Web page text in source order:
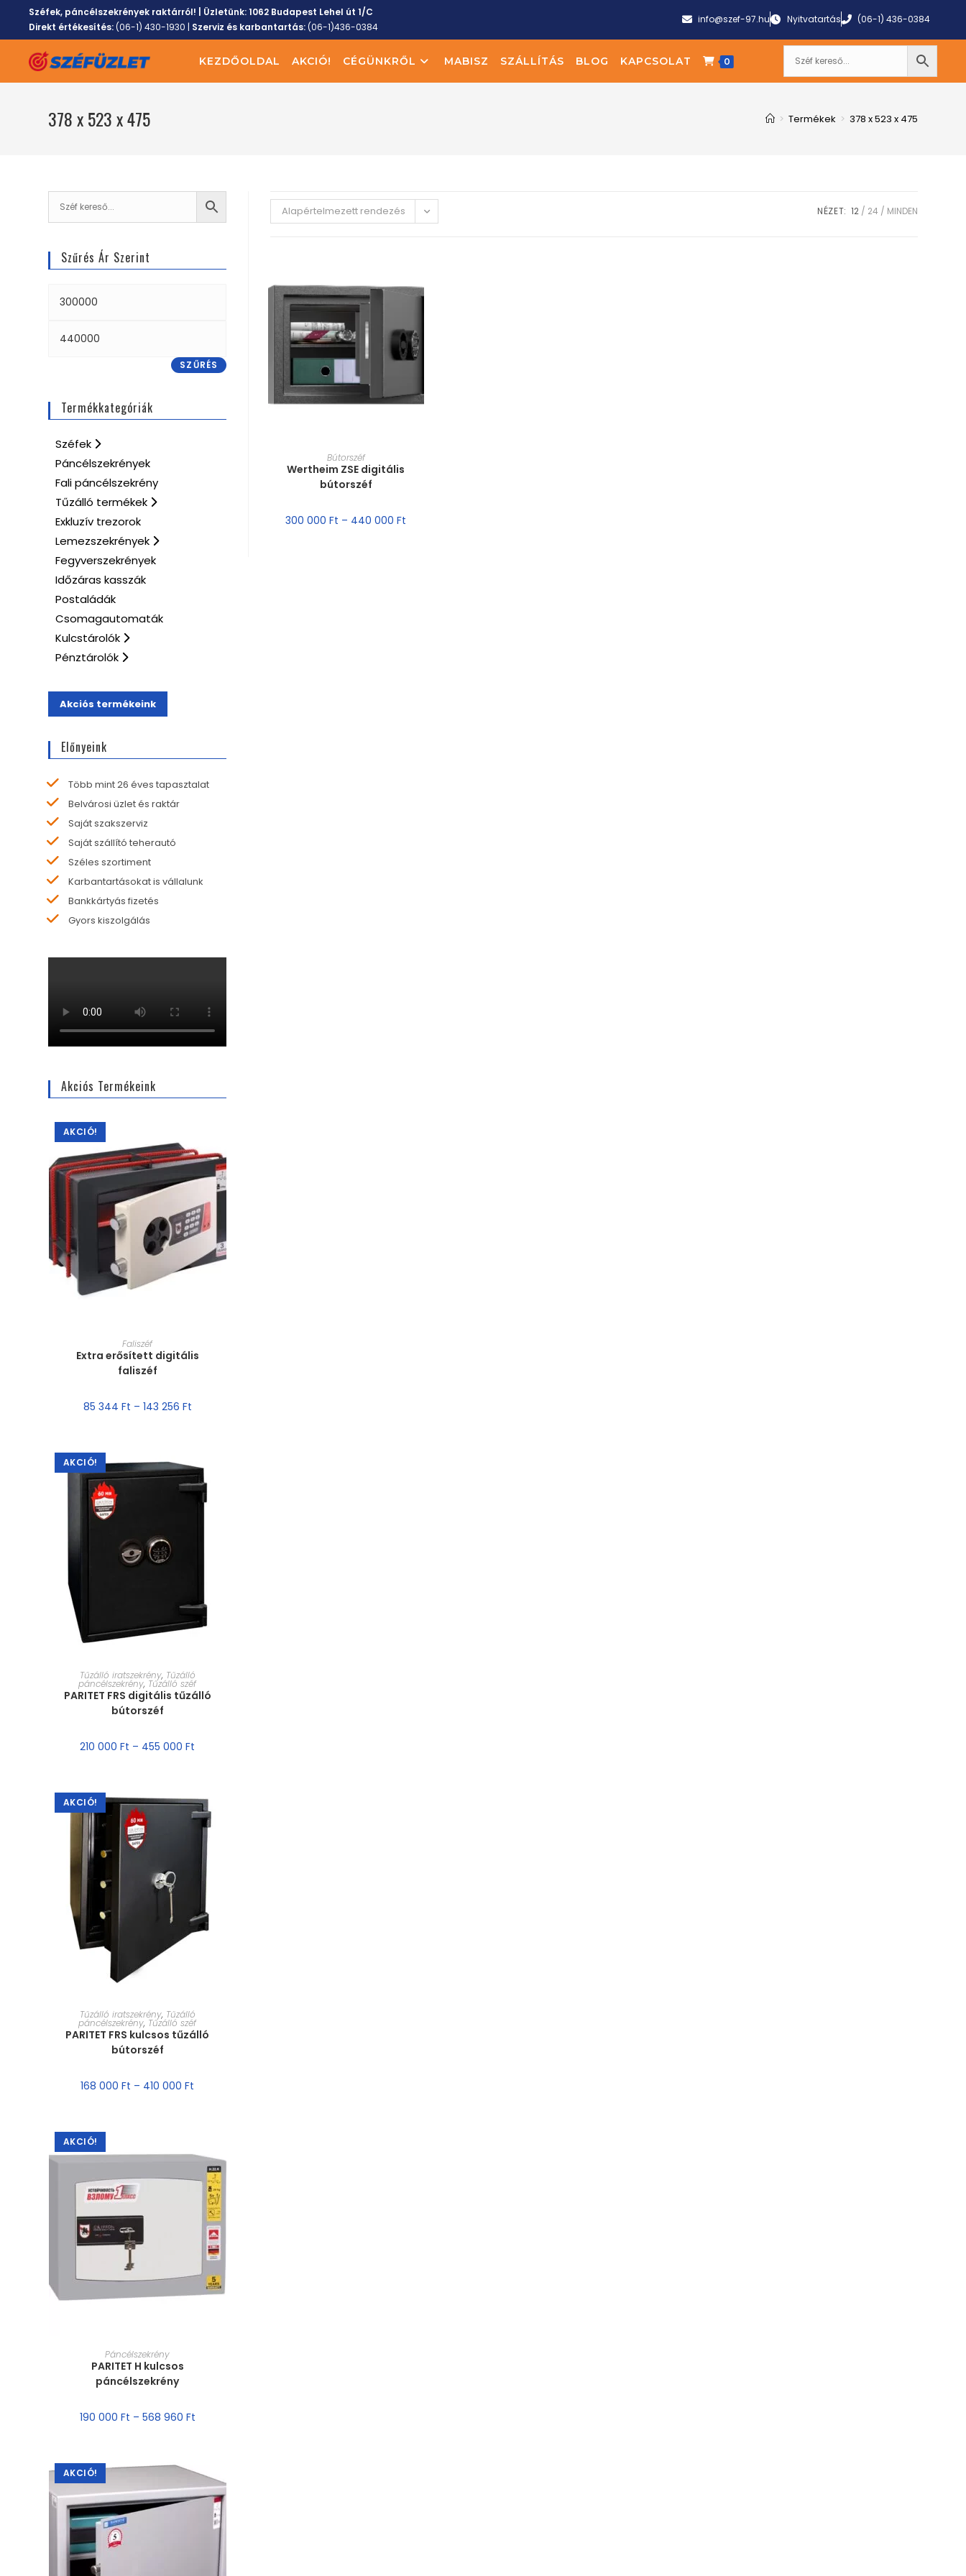
Széfek, páncélszekrények raktárról! | Üzletünk:1062 Budapest Lehel út 1/C
Direkt értékesítés:(06-1) 430-1930 | Szerviz és karbantartás:(06-1)436-0384
info@szef-97.hu Nyitvatartás (06-1) 436-0384
KEZDŐOLDAL AKCIÓ! CÉGÜNKRŐL MABISZ SZÁLLÍTÁS BLOG KAPCSOLAT 0
378 x 523 x 475 > Termékek > 378 x 523 x 475
Alapértelmezett rendezés NÉZET: 12 24 MINDEN
MÉRET VÁLASZTÁSA
Bútorszéf
Wertheim ZSE digitális
bútorszéf
300 000Ft – 440 000Ft
Szűrés Ár Szerint
SZŰRÉS
Termékkategóriák
Széfek
Páncélszekrények
Fali páncélszekrény
Tűzálló termékek
Exkluzív trezorok
Lemezszekrények
Fegyverszekrények
Időzáras kasszák
Postaládák
Csomagautomaták
Kulcstárolók
Pénztárolók
Akciós termékeink
Előnyeink
Több mint 26 éves tapasztalat
Belvárosi üzlet és raktár
Saját szakszerviz
Saját szállító teherautó
Széles szortiment
Karbantartásokat is vállalunk
Bankkártyás fizetés
Gyors kiszolgálás
Akciós Termékeink
AKCIÓ!
MÉRET VÁLASZTÁSA
Faliszéf
Extra erősített digitális
faliszéf
85 344 Ft – 143 256 Ft
AKCIÓ!
MÉRET VÁLASZTÁSA
Tűzálló iratszekrény, Tűzálló
páncélszekrény, Tűzálló széf
PARITET FRS digitális tűzálló
bútorszéf
210 000Ft – 455 000Ft
AKCIÓ!
MÉRET VÁLASZTÁSA
Tűzálló iratszekrény, Tűzálló
páncélszekrény, Tűzálló széf
PARITET FRS kulcsos tűzálló
bútorszéf
168 000Ft – 410 000Ft
AKCIÓ!
MÉRET VÁLASZTÁSA
Páncélszekrény
PARITET H kulcsos
páncélszekrény
190 000 Ft – 568 960 Ft
AKCIÓ!